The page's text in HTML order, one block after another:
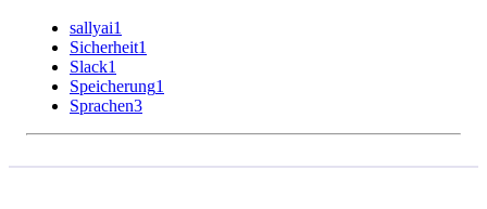
sallyai1
Sicherheit1
Slack1
Speicherung1
Sprachen3